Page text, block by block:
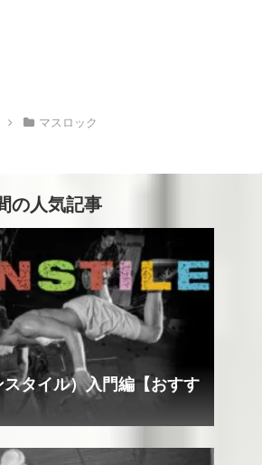
マスロック
の人気記事
タイル）入門編【おすす